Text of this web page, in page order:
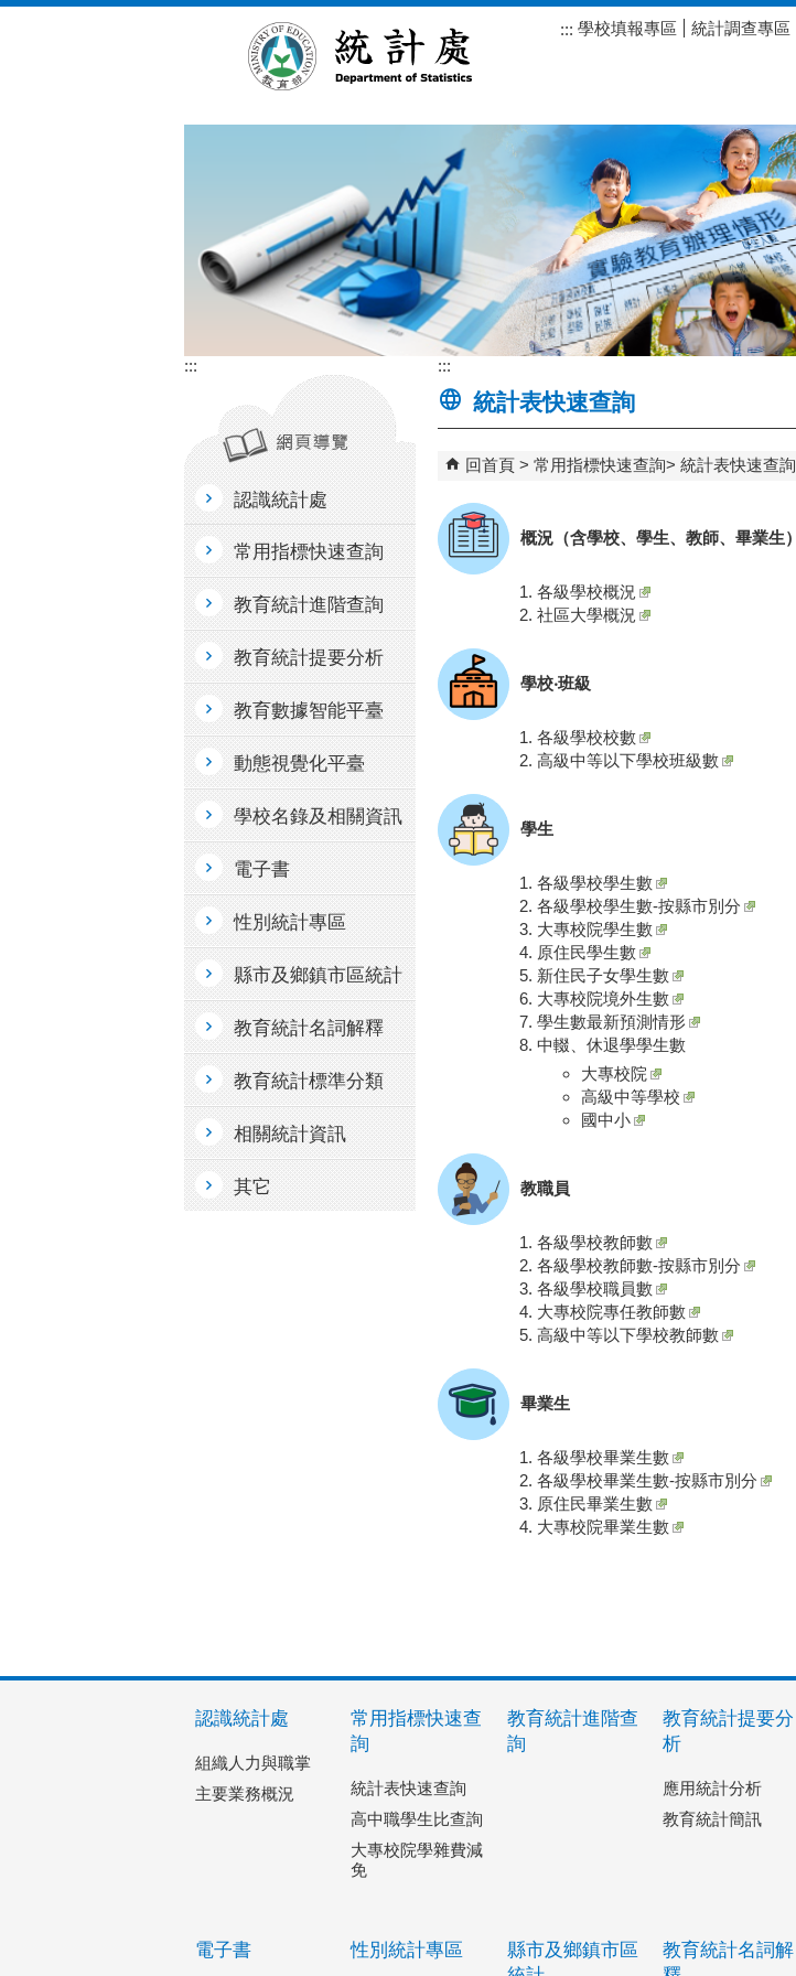
::: 學校填報專區 統計調查專區
:::
認識統計處
常用指標快速查詢
教育統計進階查詢
教育統計提要分析
教育數據智能平臺
動態視覺化平臺
學校名錄及相關資訊
電子書
性別統計專區
縣市及鄉鎮市區統計
教育統計名詞解釋
教育統計標準分類
相關統計資訊
其它
:::
統計表快速查詢
回首頁 常用指標快速查詢 統計表快速查詢
概況（含學校、學生、教師、畢業生）
各級學校概況
社區大學概況
學校‧班級
各級學校校數
高級中等以下學校班級數
學生
各級學校學生數
各級學校學生數-按縣市別分
大專校院學生數
原住民學生數
新住民子女學生數
大專校院境外生數
學生數最新預測情形
中輟、休退學學生數
大專校院
高級中等學校
國中小
教職員
各級學校教師數
各級學校教師數-按縣市別分
各級學校職員數
大專校院專任教師數
高級中等以下學校教師數
畢業生
各級學校畢業生數
各級學校畢業生數-按縣市別分
原住民畢業生數
大專校院畢業生數
認識統計處
組織人力與職掌
主要業務概況
常用指標快速查
詢
統計表快速查詢
高中職學生比查詢
大專校院學雜費減
免
教育統計進階查
詢
教育統計提要分
析
應用統計分析
教育統計簡訊
電子書 性別統計專區
縣市及鄉鎮市區
教育統計名詞解